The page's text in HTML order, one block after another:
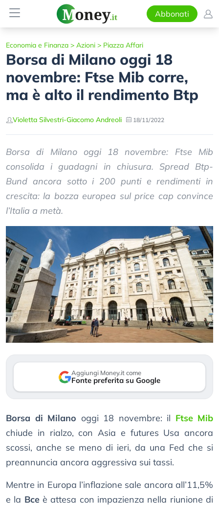
Abbonati
Economia e Finanza > Azioni > Piazza Affari
Borsa di Milano oggi 18
novembre: Ftse Mib corre,
ma è alto il rendimento Btp
Violetta Silvestri-Giacomo Andreoli 18/11/2022
Borsa di Milano oggi 18 novembre: Ftse Mib
consolida i guadagni in chiusura. Spread Btp-
Bund ancora sotto i 200 punti e rendimenti in
crescita: la bozza europea sul price cap convince
l’Italia a metà.
Aggiungi Money.it come
Fonte preferita su Google
Borsa di Milano oggi 18 novembre: il Ftse Mib
chiude in rialzo, con Asia e futures Usa ancora
scossi, anche se meno di ieri, da una Fed che si
preannuncia ancora aggressiva sui tassi.
Mentre in Europa l’inflazione sale ancora all’11,5%
e la Bceè attesa con impazienza nella riunione di